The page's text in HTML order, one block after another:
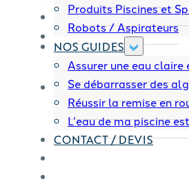
Produits Piscines et
Robots / Aspirateurs
NOS GUIDES
Assurer une eau claire
Se débarrasser des
Réussir la remise en
L’eau de ma piscine
CONTACT / DEVIS